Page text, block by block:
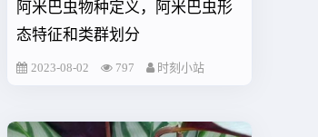
阿米巴虫物种定义，阿米巴虫形
态特征和类群划分
2023-08-02 797 时刻小站